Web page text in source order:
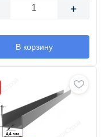
+
В корзину